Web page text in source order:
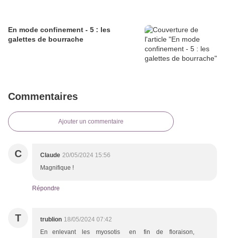
En mode confinement - 5 : les
galettes de bourrache
Commentaires
Ajouter un commentaire
C Claude 20/05/2024 15:56
Magnifique !
Répondre
T trublion 18/05/2024 07:42
En enlevant les myosotis en fin de floraison,